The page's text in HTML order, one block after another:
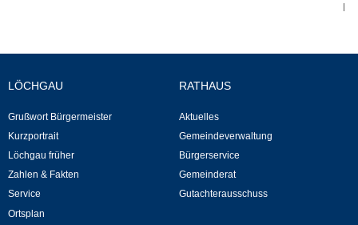
Schulen
Kindergärten
Musikschule
|
LÖCHGAU
Grußwort Bürgermeister
Kurzportrait
Löchgau früher
Zahlen & Fakten
Service
Ortsplan
RATHAUS
Aktuelles
Gemeindeverwaltung
Bürgerservice
Gemeinderat
Gutachterausschuss